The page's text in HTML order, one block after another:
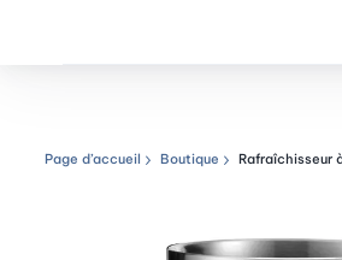
Chemin de navigation
Page d’accueil Boutique Rafraîchisseur